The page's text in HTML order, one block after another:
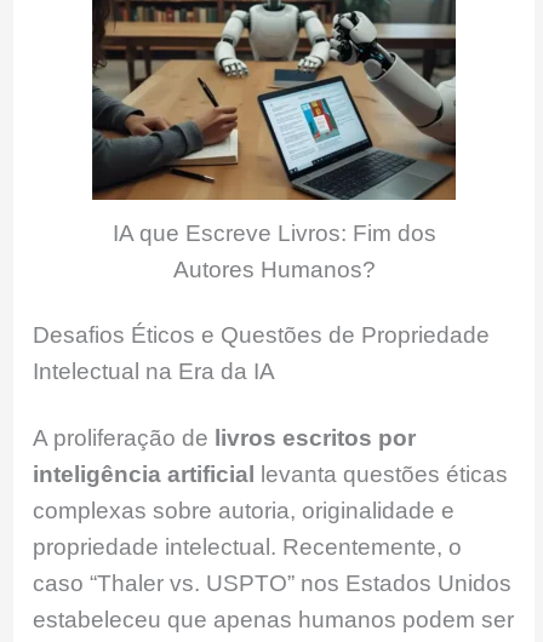
IA que Escreve Livros: Fim dos
Autores Humanos?
Desafios Éticos e Questões de Propriedade
Intelectual na Era da IA
A proliferação de livros escritos por
inteligência artificial
levanta questões éticas
complexas sobre autoria, originalidade e
propriedade intelectual. Recentemente, o
caso “Thaler vs. USPTO” nos Estados Unidos
estabeleceu que apenas humanos podem ser